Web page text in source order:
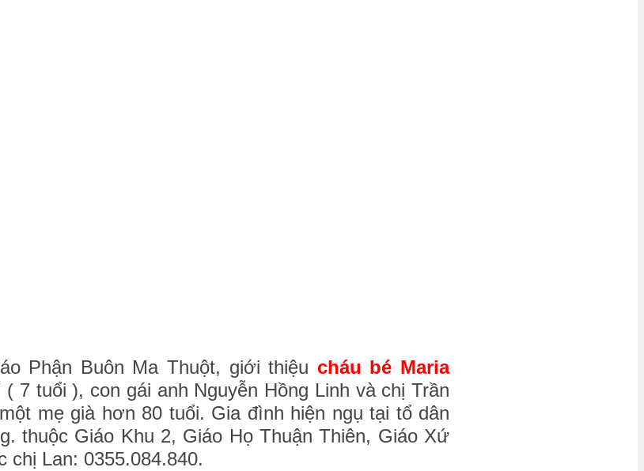
Phận Buôn Ma Thuột, giới thiệu cháu bé Maria
( 7 tuổi ), con gái anh Nguyễn Hồng Linh và chị Trần
mẹ già hơn 80 tuổi. Gia đình hiện ngụ tại tổ dân
thuộc Giáo Khu 2, Giáo Họ Thuận Thiên, Giáo Xứ
chị Lan: 0355.084.840.